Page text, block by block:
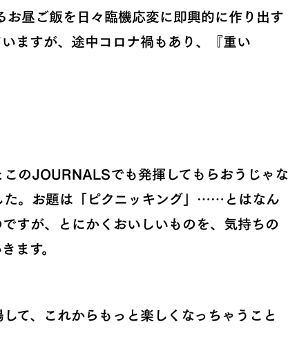
昼ご飯を日々臨機応変に即興的に作り出す
ますが、途中コロナ禍もあり、『重い
のJOURNALSでも発揮してもらおうじゃな
。お題は「ピクニッキング」……とはなん
すが、とにかくおいしいものを、気持ちの
ます。
て、これからもっと楽しくなっちゃうこと